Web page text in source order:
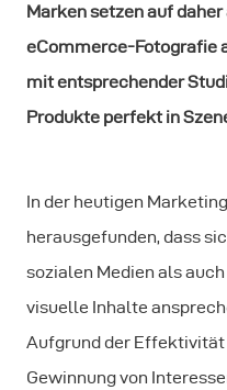
Marken setzen auf
eCommerce-Fotografie
mit entsprechender
Produkte perfekt in
In der heutigen
herausgefunden, dass
sozialen Medien als
visuelle Inhalte
Aufgrund der Effektivität
Gewinnung von